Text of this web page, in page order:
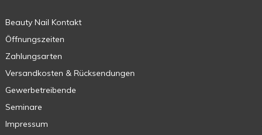
Beauty Nail Kontakt
Öffnungszeiten
Zahlungsarten
Versandkosten & Rücksendungen
Gewerbetreibende
Seminare
Impressum